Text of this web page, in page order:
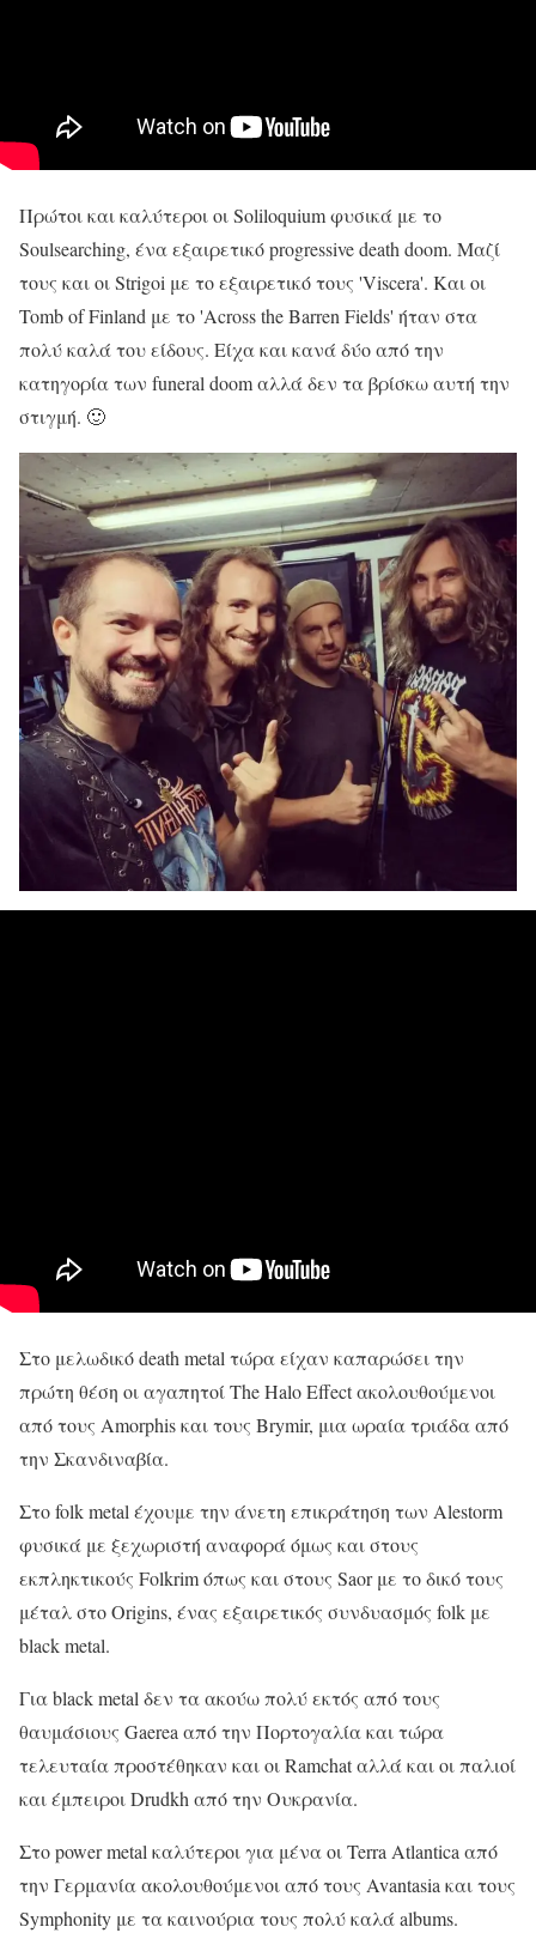
Πρώτοι και καλύτεροι οι Soliloquium φυσικά με το
Soulsearching, ένα εξαιρετικό progressive death doom. Μαζί
τους και οι Strigoi με το εξαιρετικό τους 'Viscera'. Και οι
Tomb of Finland με το 'Across the Barren Fields' ήταν στα
πολύ καλά του είδους. Είχα και κανά δύο από την
κατηγορία των funeral doom αλλά δεν τα βρίσκω αυτή την
στιγμή. 🙂
Στο μελωδικό death metal τώρα είχαν καπαρώσει την
πρώτη θέση οι αγαπητοί The Halo Effect ακολουθούμενοι
από τους Amorphis και τους Brymir, μια ωραία τριάδα από
την Σκανδιναβία.
Στο folk metal έχουμε την άνετη επικράτηση των Alestorm
φυσικά με ξεχωριστή αναφορά όμως και στους
εκπληκτικούς Folkrim όπως και στους Saor με το δικό τους
μέταλ στο Origins, ένας εξαιρετικός συνδυασμός folk με
black metal.
Για black metal δεν τα ακούω πολύ εκτός από τους
θαυμάσιους Gaerea από την Πορτογαλία και τώρα
τελευταία προστέθηκαν και οι Ramchat αλλά και οι παλιοί
και έμπειροι Drudkh από την Ουκρανία.
Στο power metal καλύτεροι για μένα οι Terra Atlantica από
την Γερμανία ακολουθούμενοι από τους Avantasia και τους
Symphonity με τα καινούρια τους πολύ καλά albums.